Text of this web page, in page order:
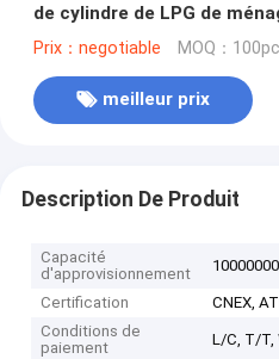
de cylindre de LPG de
années
Prix：negotiable MOQ：
meilleur prix
Description De Produit
Capacité
d'approvisionnement
Certification
CNEX,
Conditions de
paiement
L/C, T/T,